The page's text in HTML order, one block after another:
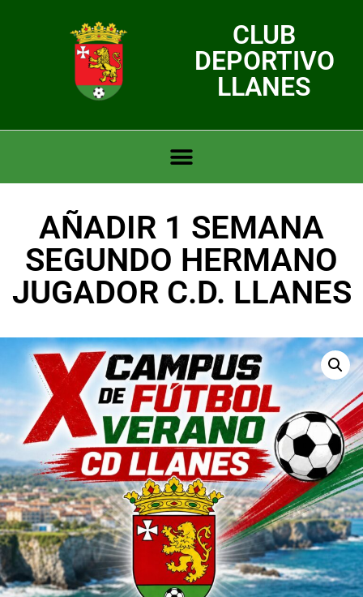
CLUB
DEPORTIVO
LLANES
AÑADIR 1 SEMANA
SEGUNDO HERMANO
JUGADOR C.D. LLANES